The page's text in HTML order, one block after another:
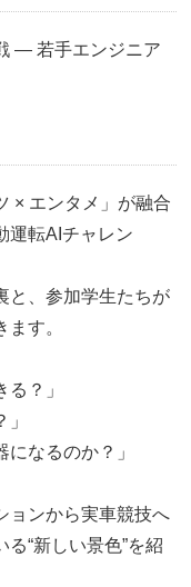
― 若手エンジニア
× エンタメ」が融合
運転AIチャレン
と、参加学生たちが
す。
？」
になるのか？」
ョンから実車競技へ
“新しい景色”を紹